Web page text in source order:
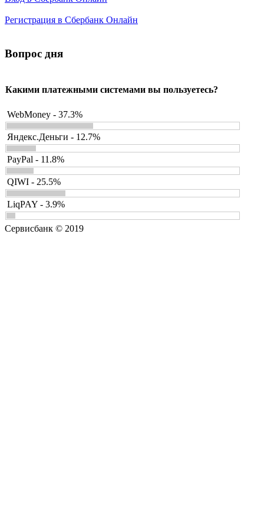
Регистрация в Сбербанк Онлайн
Вопрос дня
Какими платежными системами вы пользуетесь?
WebMoney - 37.3%
Яндекс.Деньги - 12.7%
PayPal - 11.8%
QIWI - 25.5%
LiqPAY - 3.9%
Сервисбанк © 2019